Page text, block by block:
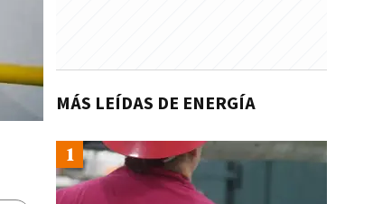
MÁS LEÍDAS DE ENERGÍA